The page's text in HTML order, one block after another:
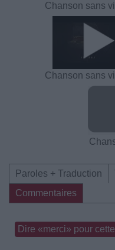
Chanson sans
Chanson sans
Paroles + Traduction
Commentaires
Dire «merci» pour